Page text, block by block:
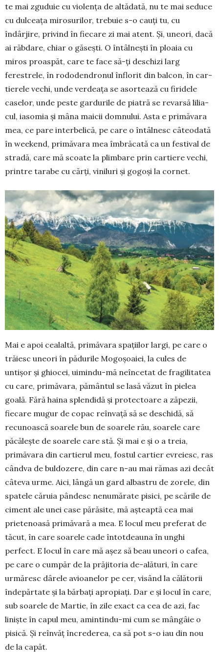
te mai zguduie cu violența de altă­dată, nu te mai se­du­ce
cu dulceața miro­su­rilor, trebuie s-o cauți tu, cu
îndârjire, privind în fie­ca­re zi mai atent. Și, uneori, dacă
ai răb­dare, chiar o găsești. O întâlnești în ploaia cu
miros proaspăt, care te face să-ți deschizi larg
ferestrele, în rodo­den­­dronul înflorit din balcon, în car­
ti­e­rele vechi, unde verdeața se asor­tează cu firidele
caselor, unde peste gardurile de piatră se revarsă lilia­
cul, iasomia și mâna maicii dom­nu­lui. Asta e primă­vara
mea, ce pa­re inter­belică, pe care o întâlnesc câte­o­dată
în weekend, primăvara mea îmbră­ca­tă ca un festival de
stradă, care mă scoate la plimbare prin cartiere vechi,
printre tarabe cu cărți, viniluri și go­goși la cornet.
Mai e apoi cealaltă, primăvara spațiilor largi, pe care o
trăiesc une­ori în pădurile Mogoșoaiei, la cules de
untișor și ghiocei, uimindu-mă neîncetat de fragilitatea
cu care, primă­vara, pământul se lasă văzut în pielea
goală. Fără haina splendidă și pro­tec­toare a zăpezii,
fiecare mu­gur de copac reînvață să se deschidă, să
recu­noas­că soarele bun de soarele rău, soarele care
păcălește de soarele care stă. Și mai e și o a treia,
primăvara din cartierul meu, fostul cartier evreiesc, ras
cândva de buldozere, din care n-au mai rămas azi decât
câteva urme. Aici, lângă un gard albastru de zorele, din
spatele căruia pân­desc nenu­mă­rate pisici, pe scările de
ciment ale unei case pă­răsite, mă așteaptă cea mai
prietenoasă pri­măvară a mea. E locul meu preferat de
tăcut, în care soarele cade întotdeauna în unghi
perfect. E locul în care mă așez să beau uneori o cafea,
pe care o cumpăr de la prăjitoria de-alături, în care
urmăresc dârele avioane­lor pe cer, visând la că­lătorii
îndepăr­tate și la bărbați apropiați. Dar e și locul în care,
sub soarele de Mar­tie, în zile exact ca cea de azi, fac
liniște în capul meu, amintindu-mi cum se mângâie o
pisică. Și re­învăț încrederea, ca să pot s-o iau din nou
de la capăt.